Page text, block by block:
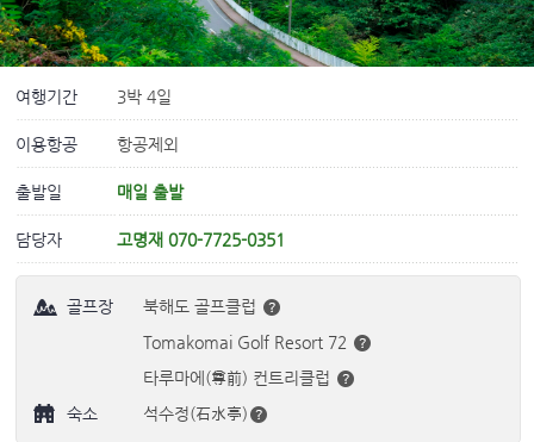
여행기간 3박 4일
이용항공 항공제외
출발일 매일 출발
담당자 고명재 070-7725-0351
골프장
북해도 골프클럽
Tomakomai Golf Resort 72
타루마에(尊前) 컨트리클럽
숙소
석수정(石水亭)